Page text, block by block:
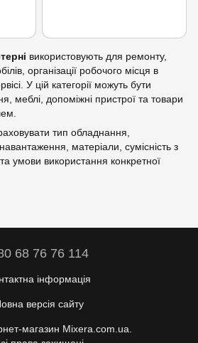
використовують для ремонту,
організації робочого місця в
У цій категорії можуть бути
меблі, допоміжні пристрої та товари
тип обладнання,
матеріали, сумісність з
умови використання конкретної
68 76 76 114
інформація
версія сайту
магазин Mixera.com.ua.